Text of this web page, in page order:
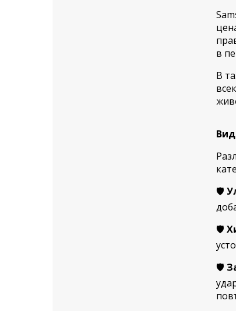
в
В
🛡️
🛡️
🛡️